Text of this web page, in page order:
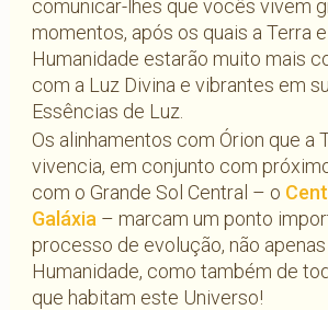
comunicar-lhes que vocês vivem
momentos, após os quais a Terra
Humanidade estarão muito mais
com a Luz Divina e vibrantes em
Essências de Luz.
Os alinhamentos com Órion que a
vivencia, em conjunto com
com o Grande Sol Central – o
Galáxia – marcam um ponto
processo de evolução, não
Humanidade, como também de
que habitam este Universo!